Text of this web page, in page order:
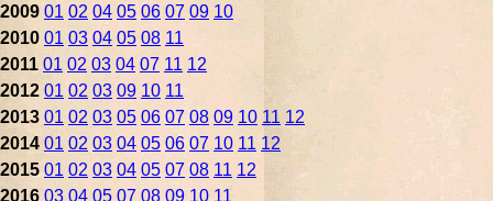
2009 01 02 04 05 06 07 09 10
2010 01 03 04 05 08 11
2011 01 02 03 04 07 11 12
2012 01 02 03 09 10 11
2013 01 02 03 05 06 07 08 09 10 11 12
2014 01 02 03 04 05 06 07 10 11 12
2015 01 02 03 04 05 07 08 11 12
2016 03 04 05 07 08 09 10 11